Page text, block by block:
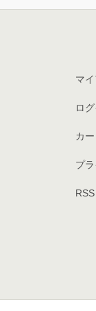
マ
ロ
カ
プ
RSS